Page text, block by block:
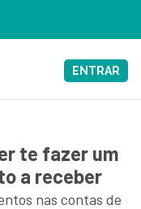
ENTRAR
te fazer um
a receber
nas contas de